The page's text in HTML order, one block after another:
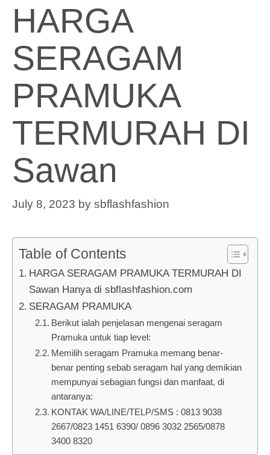
HARGA
SERAGAM
PRAMUKA
TERMURAH DI
Sawan
July 8, 2023 by sbflashfashion
Table of Contents
HARGA SERAGAM PRAMUKA TERMURAH DI
Sawan Hanya di sbflashfashion.com
SERAGAM PRAMUKA
Berikut ialah penjelasan mengenai seragam
Pramuka untuk tiap level:
Memilih seragam Pramuka memang benar-
benar penting sebab seragam hal yang demikian
mempunyai sebagian fungsi dan manfaat, di
antaranya:
KONTAK WA/LINE/TELP/SMS : 0813 9038
2667/0823 1451 6390/ 0896 3032 2565/0878
3400 8320